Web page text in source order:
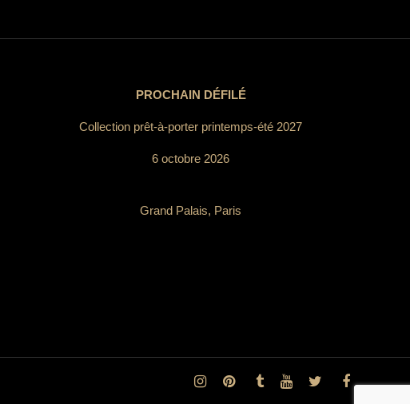
PROCHAIN DÉFILÉ
Collection prêt-à-porter printemps-été 2027
6 octobre 2026
Grand Palais, Paris